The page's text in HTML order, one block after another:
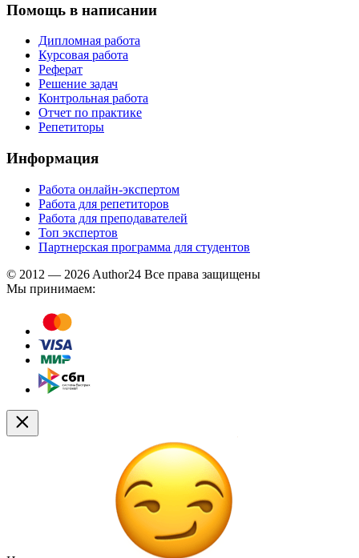
Помощь в написании
Дипломная работа
Курсовая работа
Реферат
Решение задач
Контрольная работа
Отчет по практике
Репетиторы
Информация
Работа онлайн-экспертом
Работа для репетиторов
Работа для преподавателей
Топ экспертов
Партнерская программа для студентов
© 2012 — 2026 Author24 Все права защищены
Мы принимаем: